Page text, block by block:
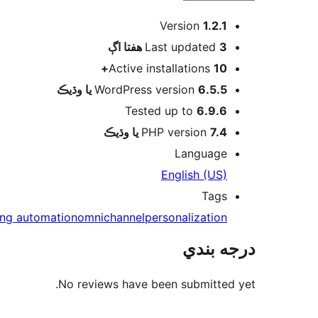
ميٽا Version 1.2.1
Last updated 3 هفتا
اڳ
Active installations 10+
WordPress version 6.5.5 يا وڌيڪ
Tested up to 6.9.6
PHP version 7.4 يا وڌيڪ
Language
English (US)
Tags
automationomnichannelpersonalization
درجه بندي
No reviews have been submitted yet.